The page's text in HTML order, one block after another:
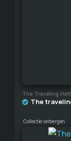
The
Collectie verbergen